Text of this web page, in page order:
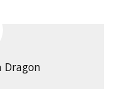
Dragon